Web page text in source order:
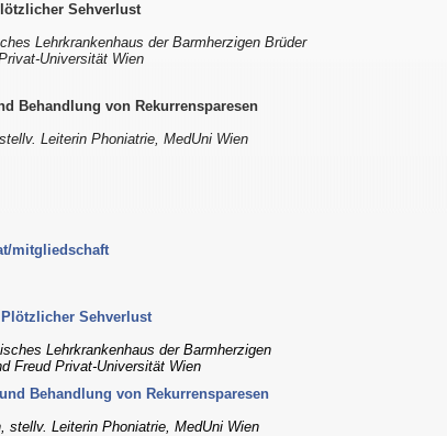
Sehverlust
Lehrkrankenhaus der Barmherzigen Brüder
Universität Wien
Behandlung von Rekurrensparesen
Leiterin Phoniatrie, MedUni Wien
mitgliedschaft
Sehverlust
Lehrkrankenhaus der Barmherzigen
Freud Privat-Universität Wien
Behandlung von Rekurrensparesen
stellv. Leiterin Phoniatrie, MedUni Wien